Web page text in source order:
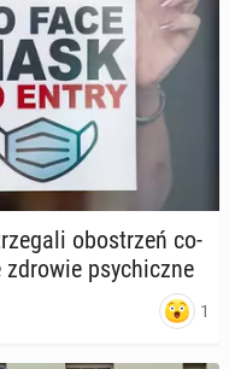
ob­ostrzeń co­
zdrowie psy­chicz­ne
1